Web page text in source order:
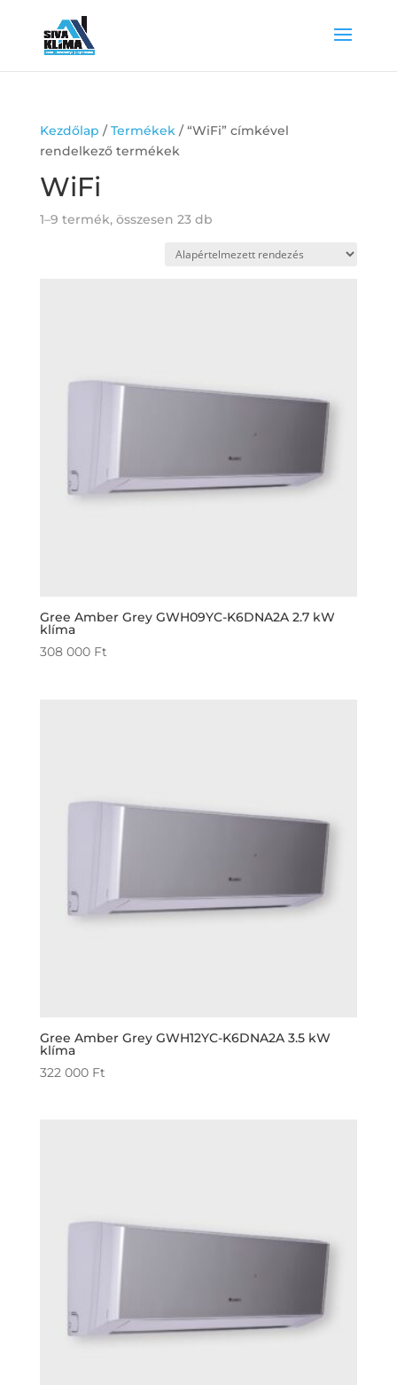
Kezdőlap /Termékek/ “WiFi” címkével
rendelkező termékek
WiFi
1–9 termék, összesen 23 db
Gree Amber Grey GWH09YC-K6DNA2A 2.7 kW
klíma
308 000 Ft
Gree Amber Grey GWH12YC-K6DNA2A 3.5 kW
klíma
322 000 Ft